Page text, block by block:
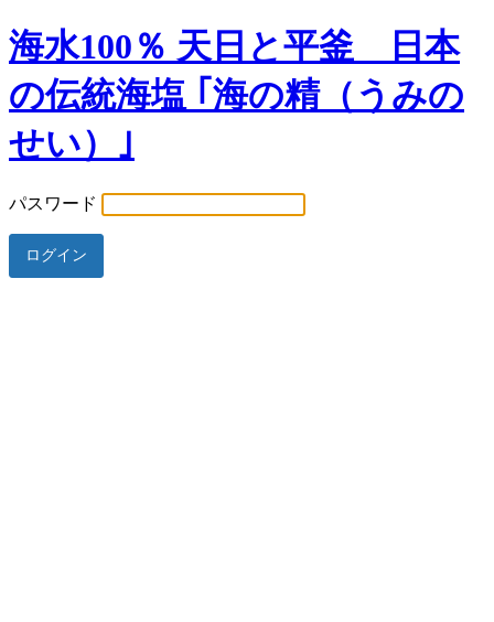
海水100％ 天日と平釜 日本
の伝統海塩 ｢海の精（うみの
せい）｣
パスワード